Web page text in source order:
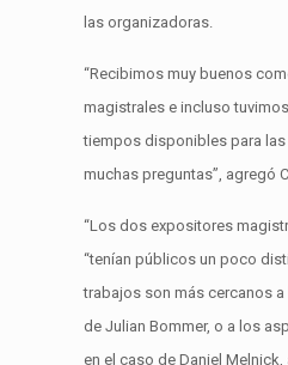
las organizadoras.
“Recibimos muy buenos
magistrales e incluso
tiempos disponibles para
muchas preguntas”, agregó
“Los dos expositores
“tenían públicos un poco
trabajos son más cercanos
de Julian Bommer, o a los
en el caso de Daniel